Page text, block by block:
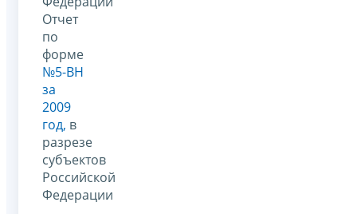
Отчет
по
форме
№5-ВН
за
2009
год, в
разрезе
субъектов
Российской
Федерации